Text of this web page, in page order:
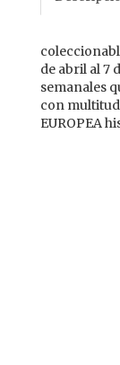
de abril al 7
semanales
con multitud
EUROPEA